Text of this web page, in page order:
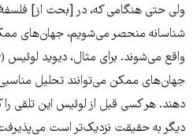
ولی حتی هنگامی که، در [بحث از]
شناسانه منحصر می‌‌‌شویم، جهان‌‌‌های
جهان‌‌‌های ممکن می‌‌‌توانند تحلیل
دهند. هر کسی قبل از لوئیس این تلقی
دیگر به حقیقت نزدیک‌‌‌تر است